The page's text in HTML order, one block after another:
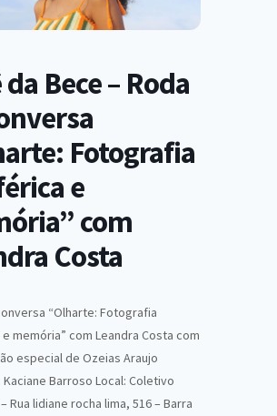
da Bece – Roda
Fotografia
e
com
Costa
“Olharte: Fotografia
memória” com Leandra Costa com
especial de Ozeias Araujo
Kaciane Barroso Local: Coletivo
Rua lidiane rocha lima, 516 – Barra